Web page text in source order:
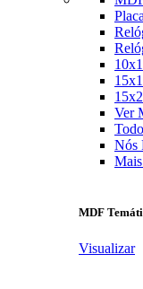
Ver
Nós
MDF
Visualizar